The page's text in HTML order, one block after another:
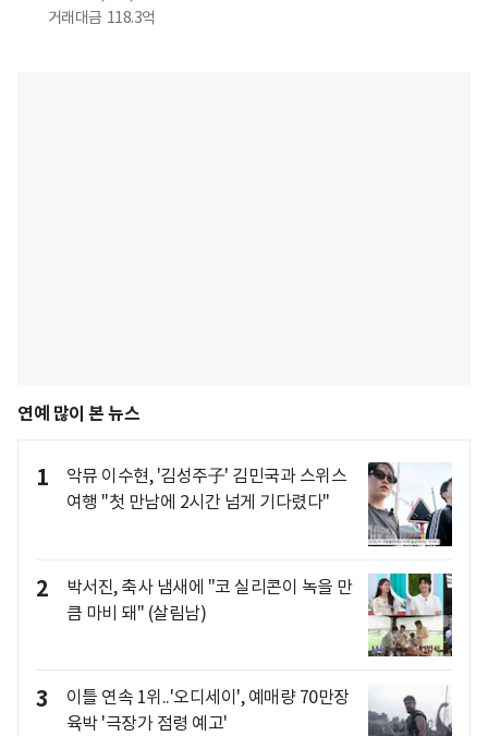
거래대금 118.3억
연예 많이 본 뉴스
1
악뮤 이수현, '김성주子' 김민국과 스위스
여행 "첫 만남에 2시간 넘게 기다렸다"
2
박서진, 축사 냄새에 "코 실리콘이 녹을 만
큼 마비 돼" (살림남)
3
이틀 연속 1위..'오디세이', 예매량 70만장
육박 '극장가 점령 예고'